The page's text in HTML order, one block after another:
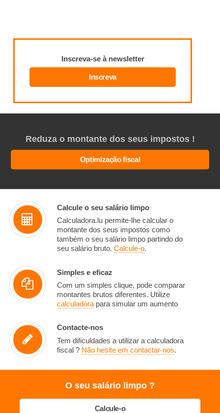
Inscreva-se à newsletter
Inscreva
Reduza o montante dos seus impostos !
Optimização fiscal
Calcule o seu salário limpo
Calculadora.lu permite-lhe calcular o
montante dos seus impostos como
também o seu salário limpo partindo do
seu salário bruto. Calcule-o.
Simples e eficaz
Com um simples clique, pode comparar
montantes brutos diferentes. Utilize
calculadorapara simular um aumento
Contacte-nos
Tem dificuldades a utilizar a calculadora
fiscal ? Não hesite em contactar-nos.
O seu salário limpo ?
Calcule-o